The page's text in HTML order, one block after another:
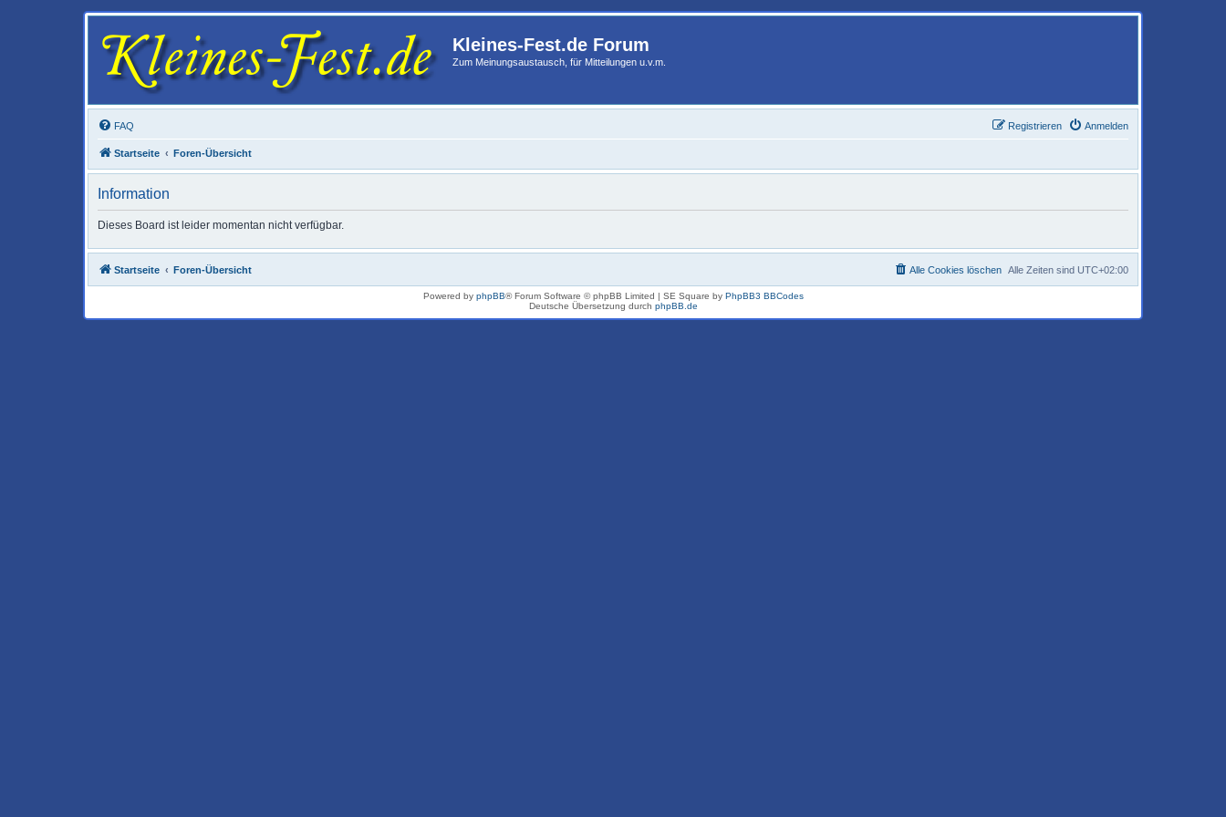
Kleines-Fest.de Forum
Zum Meinungsaustausch, für Mitteilungen u.v.m.
FAQ Anmelden
Registrieren
Startseite Foren-Übersicht
Information
Dieses Board ist leider momentan nicht verfügbar.
Startseite Foren-Übersicht Alle Zeiten sind UTC+02:00
Alle Cookies löschen
Powered by phpBB® Forum Software © phpBB Limited | SE Square by PhpBB3 BBCodes
Deutsche Übersetzung durch phpBB.de